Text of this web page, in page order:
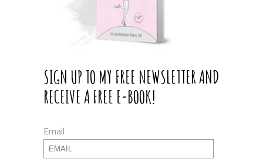
SIGN UP TO MY FREE NEWSLETTER AND
RECEIVE A FREE E-BOOK!
Email